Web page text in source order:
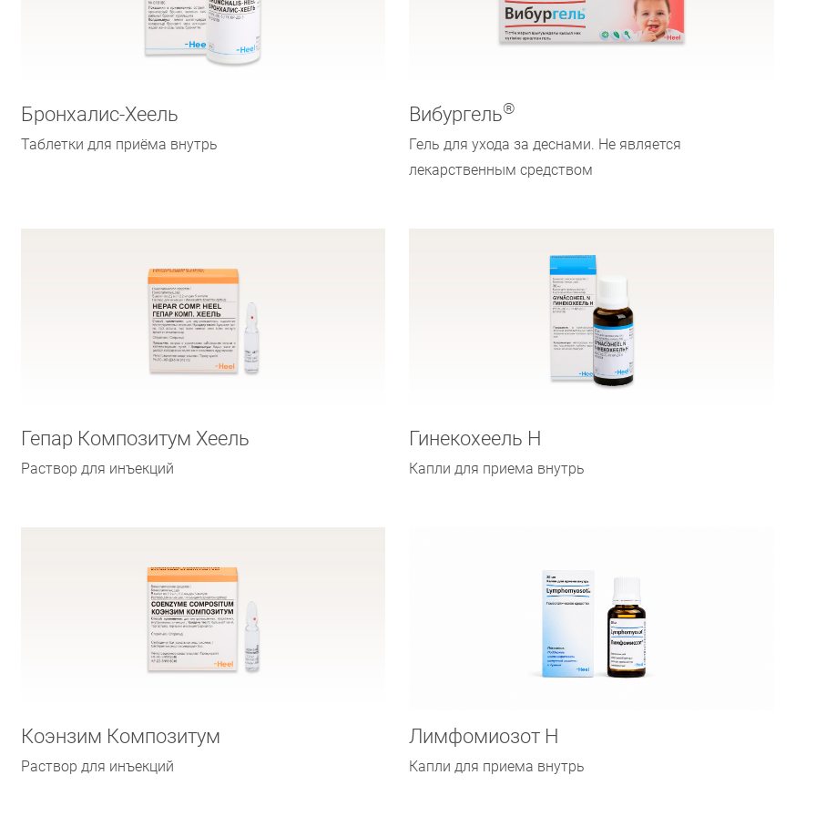
Бронхалис-Хеель
Таблетки для приёма внутрь
Вибургель®
Гель для ухода за деснами. Не является
лекарственным средством
Гепар Композитум Хеель
Раствор для инъекций
Гинекохеель Н
Капли для приема внутрь
Коэнзим Композитум
Раствор для инъекций
Лимфомиозот Н
Капли для приема внутрь